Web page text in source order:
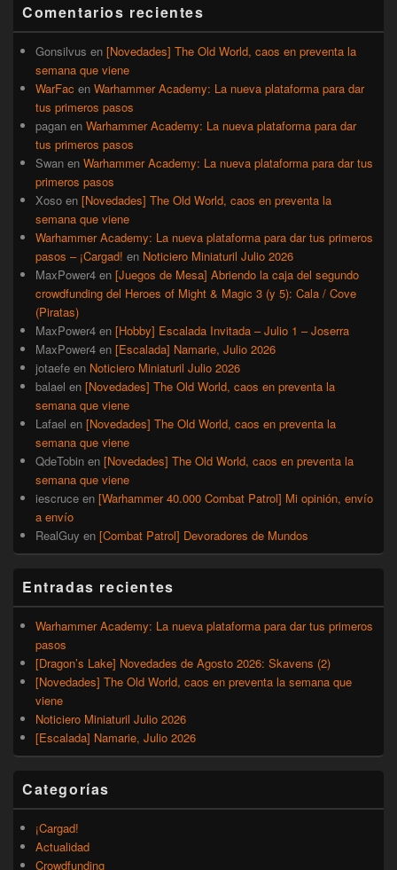
lateral
primaria
Comentarios recientes
Gonsilvus en [Novedades] The Old World, caos en preventa la
semana que viene
WarFac en Warhammer Academy: La nueva plataforma para dar
tus primeros pasos
pagan en Warhammer Academy: La nueva plataforma para dar
tus primeros pasos
Swan en Warhammer Academy: La nueva plataforma para dar tus
primeros pasos
Xoso en [Novedades] The Old World, caos en preventa la
semana que viene
Warhammer Academy: La nueva plataforma para dar tus primeros
pasos – ¡Cargad! en Noticiero Miniaturil Julio 2026
MaxPower4 en [Juegos de Mesa] Abriendo la caja del segundo
crowdfunding del Heroes of Might & Magic 3 (y 5): Cala / Cove
(Piratas)
MaxPower4 en [Hobby] Escalada Invitada – Julio 1 – Joserra
MaxPower4 en [Escalada] Namarie, Julio 2026
jotaefe en Noticiero Miniaturil Julio 2026
balael en [Novedades] The Old World, caos en preventa la
semana que viene
Lafael en [Novedades] The Old World, caos en preventa la
semana que viene
QdeTobin en [Novedades] The Old World, caos en preventa la
semana que viene
iescruce en [Warhammer 40.000 Combat Patrol] Mi opinión, envío
a envío
RealGuy en [Combat Patrol] Devoradores de Mundos
Entradas recientes
Warhammer Academy: La nueva plataforma para dar tus primeros
pasos
[Dragon’s Lake] Novedades de Agosto 2026: Skavens (2)
[Novedades] The Old World, caos en preventa la semana que
viene
Noticiero Miniaturil Julio 2026
[Escalada] Namarie, Julio 2026
Categorías
¡Cargad!
Actualidad
Crowdfunding